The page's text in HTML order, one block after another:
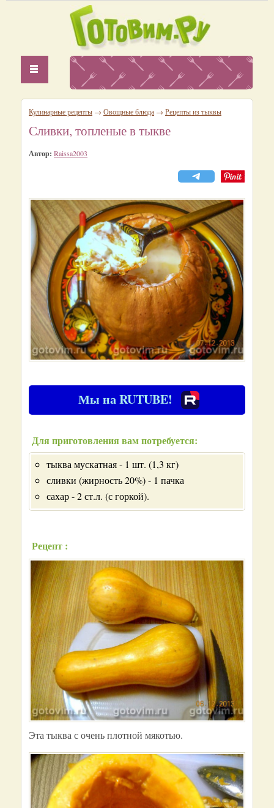
Кулинарные рецепты → Овощные блюда → Рецепты из тыквы
Сливки, топленые в тыкве
Автор: Raissa2003
Мы на RUTUBE!
Для приготовления вам потребуется:
тыква мускатная - 1 шт. (1,3 кг)
сливки (жирность 20%) - 1 пачка
сахар - 2 ст.л. (с горкой).
Рецепт :
Эта тыква с очень плотной мякотью.